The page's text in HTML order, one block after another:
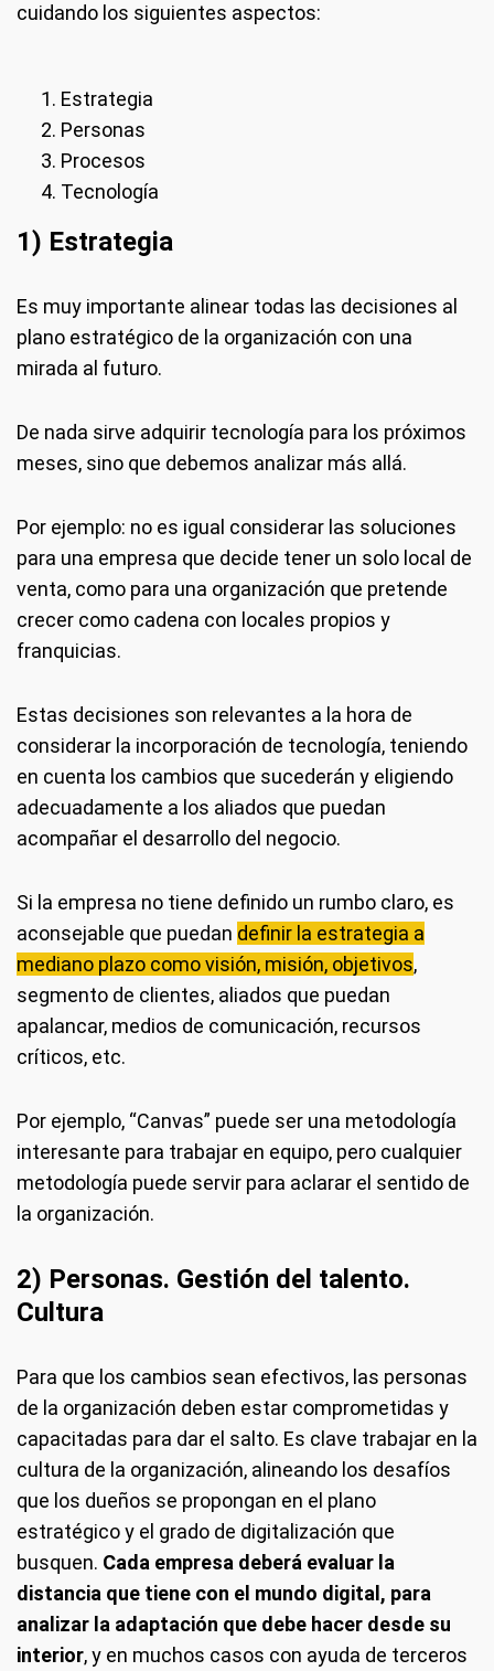
cuidando los siguientes aspectos:
Estrategia
Personas
Procesos
Tecnología
1) Estrategia
Es muy importante alinear todas las decisiones al
plano estratégico de la organización con una
mirada al futuro.
De nada sirve adquirir tecnología para los próximos
meses, sino que debemos analizar más allá.
Por ejemplo: no es igual considerar las soluciones
para una empresa que decide tener un solo local de
venta, como para una organización que pretende
crecer como cadena con locales propios y
franquicias.
Estas decisiones son relevantes a la hora de
considerar la incorporación de tecnología, teniendo
en cuenta los cambios que sucederán y eligiendo
adecuadamente a los aliados que puedan
acompañar el desarrollo del negocio.
Si la empresa no tiene definido un rumbo claro, es
aconsejable que puedan definir la estrategia a
mediano plazo como visión, misión, objetivos,
segmento de clientes, aliados que puedan
apalancar, medios de comunicación, recursos
críticos, etc.
Por ejemplo, “Canvas” puede ser una metodología
interesante para trabajar en equipo, pero cualquier
metodología puede servir para aclarar el sentido de
la organización.
2) Personas. Gestión del talento.
Cultura
Para que los cambios sean efectivos, las personas
de la organización deben estar comprometidas y
capacitadas para dar el salto. Es clave trabajar en la
cultura de la organización, alineando los desafíos
que los dueños se propongan en el plano
estratégico y el grado de digitalización que
busquen. Cada empresa deberá evaluar la
distancia que tiene con el mundo digital, para
analizar la adaptación que debe hacer desde su
interior, y en muchos casos con ayuda de terceros